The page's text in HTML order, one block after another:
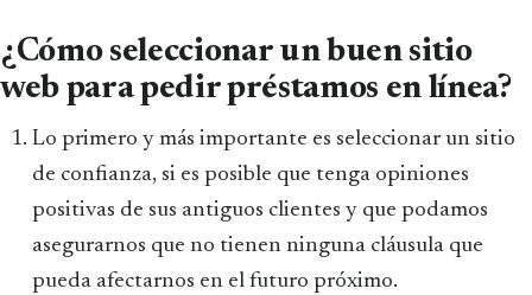
¿Cómo seleccionar un buen sitio
web para pedir préstamos en línea?
Lo primero y más importante es seleccionar un sitio
de confianza, si es posible que tenga opiniones
positivas de sus antiguos clientes y que podamos
asegurarnos que no tienen ninguna cláusula que
pueda afectarnos en el futuro próximo.